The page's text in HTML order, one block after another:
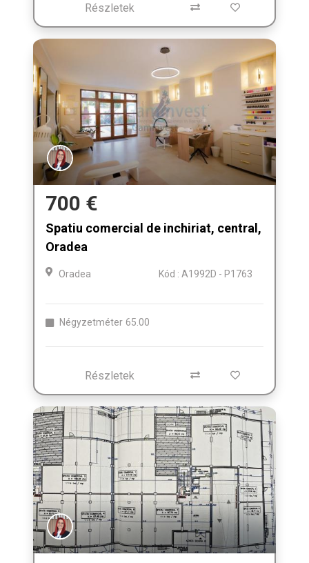
Részletek
700 €
Spatiu comercial de inchiriat, central,
Oradea
Oradea Kód : A1992D - P1763
Négyzetméter 65.00
Részletek